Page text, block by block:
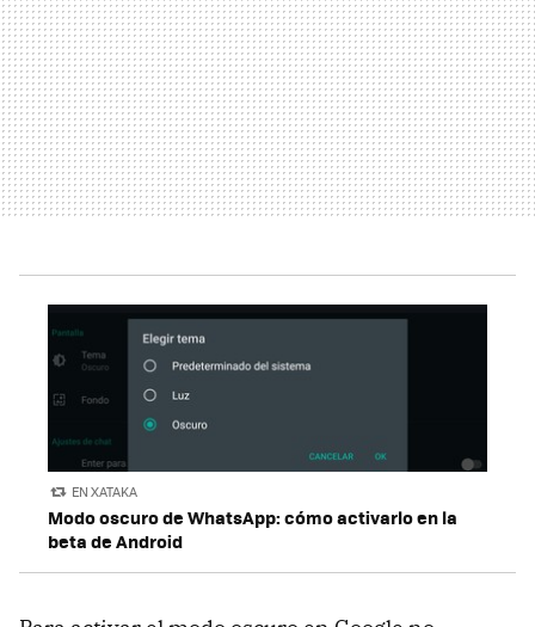
EN XATAKA
Modo oscuro de WhatsApp: cómo activarlo en la
beta de Android